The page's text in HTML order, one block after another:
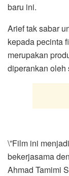
baru ini.
Arief tak sabar
kepada pecinta
merupakan
diperankan oleh
\”Film ini
bekerjasama
Ahmad Tamimi